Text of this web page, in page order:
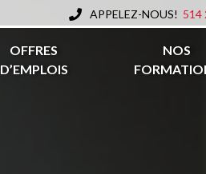
APPELEZ-NOUS! 514
OFFRES
D’EMPLOIS
NOS